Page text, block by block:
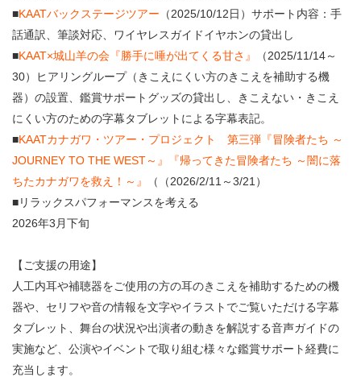
・ 施設概要
・ フロアマップ
・ レストラン/カフェ
■KAATバックステージツアー （2025/10/12日）サポート内容：手
話通訳、筆談対応、ワイヤレスガイドイヤホンの貸出し
■KAAT×城山羊の会『勝手に唾が出てくる甘さ』
（2025/11/14～
30）ヒアリングループ（きこえにくい方のきこえを補助する機
器）の設置、鑑賞サポートグッズの貸出し、きこえない・きこえ
にくい方のための字幕タブレットによる字幕表記。
■KAATカナガワ・ツアー・プロジェクト 第三弾『冒険者たち ～
JOURNEY TO THE WEST～』『帰ってきた冒険者たち ～闇に落
ちたカナガワを救え！～』
（（2026/2/11～3/21）
■リラックスパフォーマンスを考える
2026年3月下旬
【ご支援の用途】
人工内耳や補聴器をご使用の方の耳のきこえを補助するための機
器や、セリフや音の情報を文字やイラストでご覧いただける字幕
タブレット、舞台の状況や出演者の動きを解説する音声ガイドの
実施など、公演やイベントで取り組む様々な鑑賞サポート経費に
充当します。